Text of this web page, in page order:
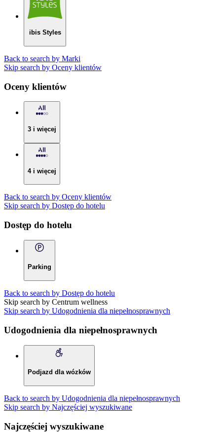
ibis Styles
Back to search by Marki
Skip search by Oceny klientów
Oceny klientów
3 i więcej
4 i więcej
Back to search by Oceny klientów
Skip search by Dostęp do hotelu
Dostęp do hotelu
Parking
Back to search by Dostęp do hotelu
Skip search by Centrum wellness
Skip search by Udogodnienia dla niepełnosprawnych
Udogodnienia dla niepełnosprawnych
Podjazd dla wózków
Back to search by Udogodnienia dla niepełnosprawnych
Skip search by Najczęściej wyszukiwane
Najczęściej wyszukiwane